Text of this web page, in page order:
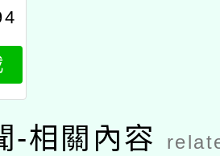
-相關內容